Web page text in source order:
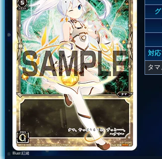
Illust 紅緒
対応
タ